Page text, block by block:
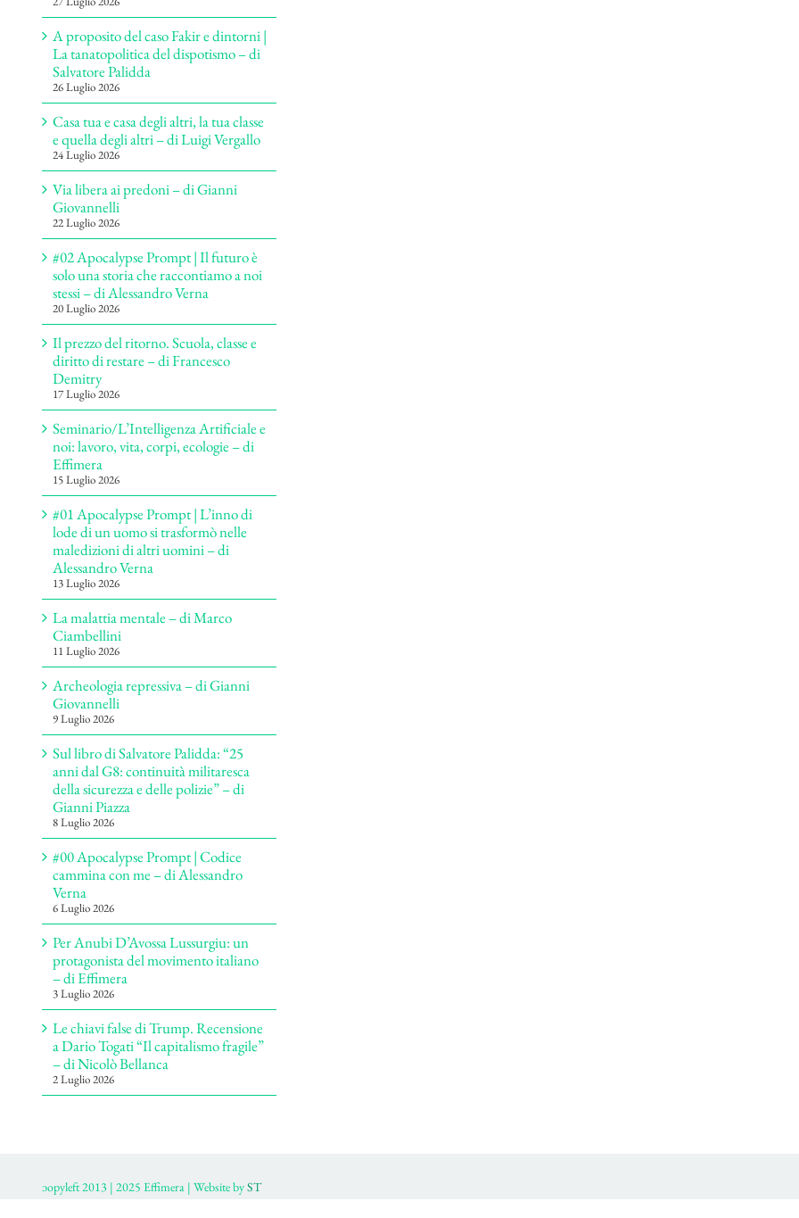
A proposito del caso Fakir e dintorni |
La tanatopolitica del dispotismo – di
Salvatore Palidda
26 Luglio 2026
Casa tua e casa degli altri, la tua classe
e quella degli altri – di Luigi Vergallo
24 Luglio 2026
Via libera ai predoni – di Gianni
Giovannelli
22 Luglio 2026
#02 Apocalypse Prompt | Il futuro è
solo una storia che raccontiamo a noi
stessi – di Alessandro Verna
20 Luglio 2026
Il prezzo del ritorno. Scuola, classe e
diritto di restare – di Francesco
Demitry
17 Luglio 2026
Seminario/L’Intelligenza Artificiale e
noi: lavoro, vita, corpi, ecologie – di
Effimera
15 Luglio 2026
#01 Apocalypse Prompt | L’inno di
lode di un uomo si trasformò nelle
maledizioni di altri uomini – di
Alessandro Verna
13 Luglio 2026
La malattia mentale – di Marco
Ciambellini
11 Luglio 2026
Archeologia repressiva – di Gianni
Giovannelli
9 Luglio 2026
Sul libro di Salvatore Palidda: “25
anni dal G8: continuità militaresca
della sicurezza e delle polizie” – di
Gianni Piazza
8 Luglio 2026
#00 Apocalypse Prompt | Codice
cammina con me – di Alessandro
Verna
6 Luglio 2026
Per Anubi D’Avossa Lussurgiu: un
protagonista del movimento italiano
– di Effimera
3 Luglio 2026
Le chiavi false di Trump. Recensione
a Dario Togati “Il capitalismo fragile”
– di Nicolò Bellanca
2 Luglio 2026
ɔopyleft 2013 | 2025 Effimera | Website byST